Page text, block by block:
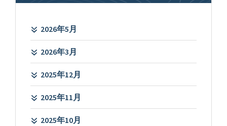
2026年5月
2026年3月
2025年12月
2025年11月
2025年10月